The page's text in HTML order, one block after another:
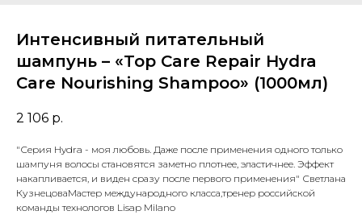
Интенсивный питательный
шампунь – «Top Care Repair Hydra
Care Nourishing Shampoo» (1000мл)
2 106 р.
"Серия Hydra - моя любовь. Даже после применения одного только
шампуня волосы становятся заметно плотнее, эластичнее. Эффект
накапливается, и виден сразу после первого применения" Светлана
КузнецоваМастер международного класса,тренер российской
команды технологов Lisap Milano